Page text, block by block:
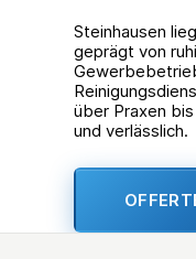
Steinhausen
geprägt von
über Praxen
und verlässlich.